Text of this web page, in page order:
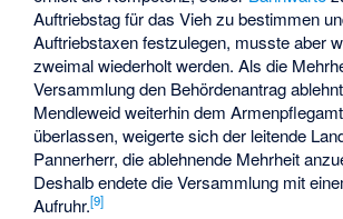
Auftriebstag für das Vieh zu bestimmen
Auftriebstaxen festzulegen, musste aber
zweimal wiederholt werden. Als die
Versammlung den Behördenantrag
Mendleweid weiterhin dem
überlassen, weigerte sich der leitende
Pannerherr, die ablehnende Mehrheit
Deshalb endete die Versammlung mit
Aufruhr.[9]